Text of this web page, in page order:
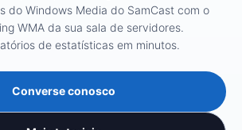
do Windows Media do SamCast com o
WMA da sua sala de servidores.
de estatísticas em minutos.
Converse conosco